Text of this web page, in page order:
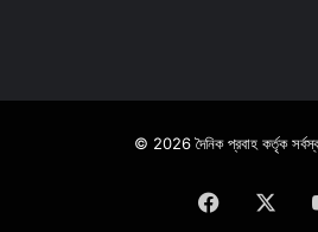
© 2026 দৈনিক প্রবাহ কর্তৃক
Facebook